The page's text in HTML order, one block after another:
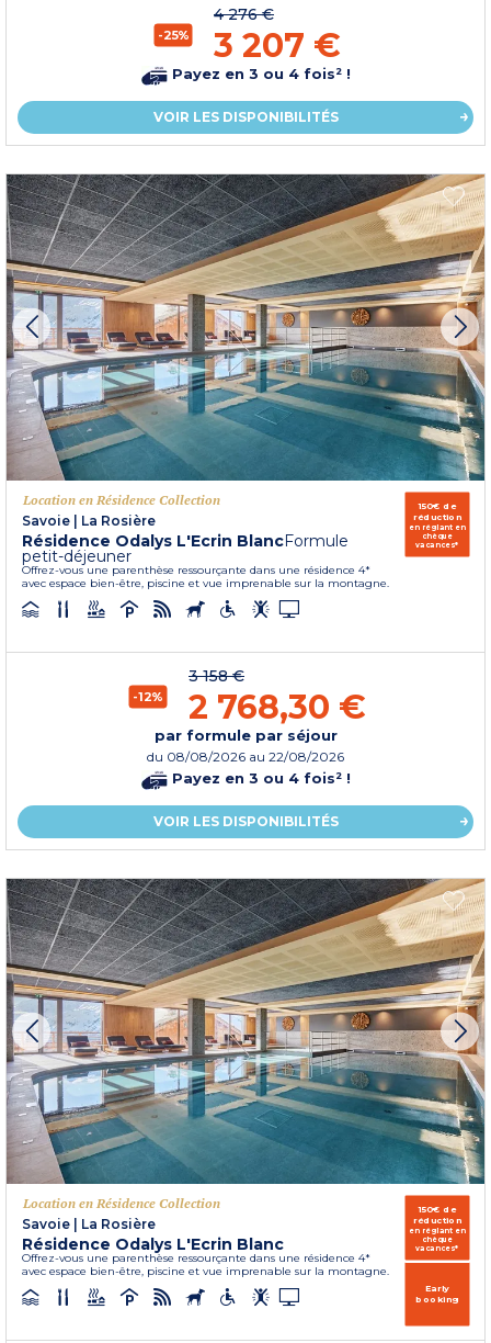
-25%
4 276 €
3 207 €
Payez en 3 ou 4 fois² !
VOIR LES DISPONIBILITÉS
Location en Résidence Collection
Savoie | La Rosière
Résidence Odalys L'Ecrin BlancFormule
petit-déjeuner
Offrez-vous une parenthèse ressourçante dans une résidence 4*
avec espace bien-être, piscine et vue imprenable sur la montagne.
150€ de
réduction
en réglant en
chèque
vacances*
-12%
3 158 €
2 768,30 €
par formule par séjour
du 08/08/2026 au 22/08/2026
Payez en 3 ou 4 fois² !
VOIR LES DISPONIBILITÉS
Location en Résidence Collection
Savoie | La Rosière
Résidence Odalys L'Ecrin Blanc
Offrez-vous une parenthèse ressourçante dans une résidence 4*
avec espace bien-être, piscine et vue imprenable sur la montagne.
150€ de
réduction
en réglant en
chèque
vacances*
Early
booking